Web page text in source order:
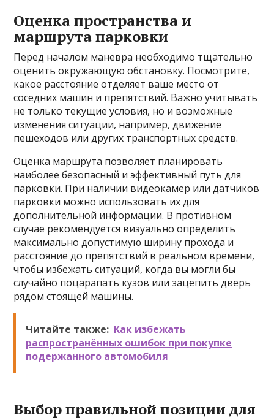
Оценка пространства и
маршрута парковки
Перед началом маневра необходимо тщательно
оценить окружающую обстановку. Посмотрите,
какое расстояние отделяет ваше место от
соседних машин и препятствий. Важно учитывать
не только текущие условия, но и возможные
изменения ситуации, например, движение
пешеходов или других транспортных средств.
Оценка маршрута позволяет планировать
наиболее безопасный и эффективный путь для
парковки. При наличии видеокамер или датчиков
парковки можно использовать их для
дополнительной информации. В противном
случае рекомендуется визуально определить
максимально допустимую ширину прохода и
расстояние до препятствий в реальном времени,
чтобы избежать ситуаций, когда вы могли бы
случайно поцарапать кузов или зацепить дверь
рядом стоящей машины.
Читайте также: Как избежать
распространённых ошибок при покупке
подержанного автомобиля
Выбор правильной позиции для